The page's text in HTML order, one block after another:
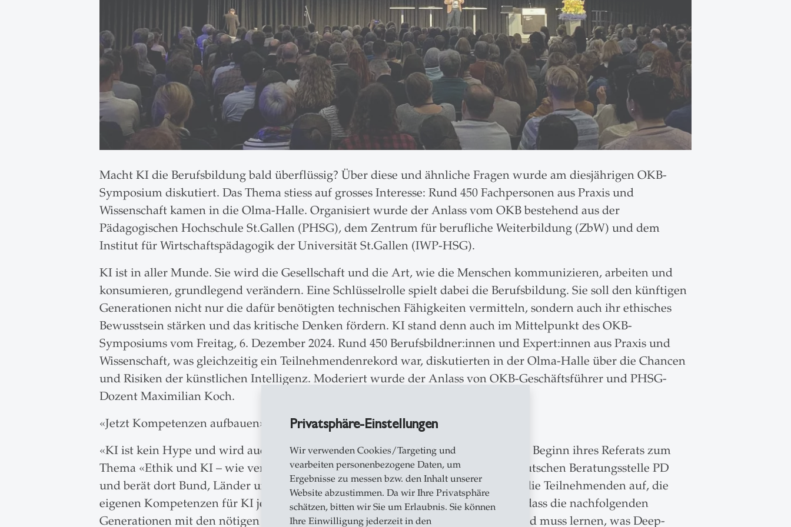
Privatsphäre-Einstellungen
Wir verwenden Cookies/Targeting und
vearbeiten personenbezogene Daten, um
Ergebnisse zu messen bzw. den Inhalt unserer
Website abzustimmen. Da wir Ihre Privatsphäre
schätzen, bitten wir Sie um Erlaubnis. Sie können
Ihre Einwilligung jederzeit in den
Macht KI die Berufsbildung bald überflüssig? Über diese und ähnliche Fragen wurde am diesjährigen OKB-
Symposium diskutiert. Das Thema stiess auf grosses Interesse: Rund 450 Fachpersonen aus Praxis und
Wissenschaft kamen in die Olma-Halle. Organisiert wurde der Anlass vom OKB bestehend aus der
Pädagogischen Hochschule St.Gallen (PHSG), dem Zentrum für berufliche Weiterbildung (ZbW) und dem
Institut für Wirtschaftspädagogik der Universität St.Gallen (IWP-HSG).
KI ist in aller Munde. Sie wird die Gesellschaft und die Art, wie die Menschen kommunizieren, arbeiten und
konsumieren, grundlegend verändern. Eine Schlüsselrolle spielt dabei die Berufsbildung. Sie soll den künftigen
Generationen nicht nur die dafür benötigten technischen Fähigkeiten vermitteln, sondern auch ihr ethisches
Bewusstsein stärken und das kritische Denken fördern. KI stand denn auch im Mittelpunkt des OKB-
Symposiums vom Freitag, 6. Dezember 2024. Rund 450 Berufsbildner:innen und Expert:innen aus Praxis und
Wissenschaft, was gleichzeitig ein Teilnehmendenrekord war, diskutierten in der Olma-Halle über die Chancen
und Risiken der künstlichen Intelligenz. Moderiert wurde der Anlass von OKB-Geschäftsführer und PHSG-
Dozent Maximilian Koch.
«Jetzt Kompetenzen aufbauen»
«KI ist kein Hype und wird auch nicht wieder weggehen», sagte Anita Klingel zu Beginn ihres Referats zum
Thema «Ethik und KI – wie verträgt sich das?». Klingel leitet das KI-Team der deutschen Beratungsstelle PD
und berät dort Bund, Länder und Kommunen zum Umgang mit KI. Sie forderte die Teilnehmenden auf, die
eigenen Kompetenzen für KI jetzt aufzubauen und gleichzeitig dafür zu sorgen, dass die nachfolgenden
Generationen mit den nötigen Kompetenzen ausgestattet werden. «Unsere Jugend muss lernen, was Deep-